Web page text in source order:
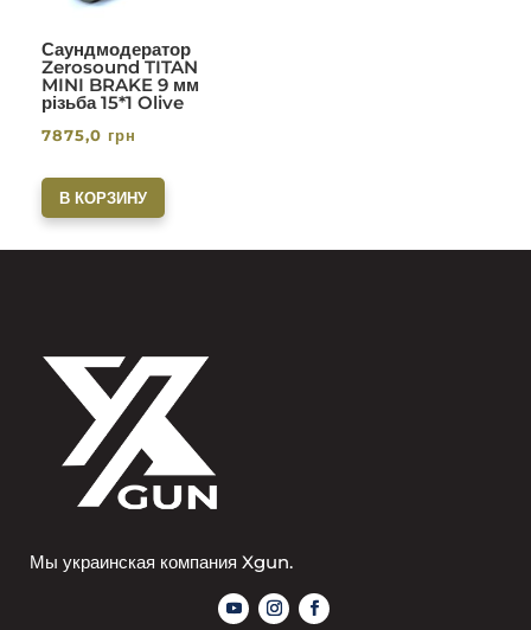
Саундмодератор
Zerosound TITAN
MINI BRAKE 9 мм
різьба 15*1 Olive
7875,0 грн
В КОРЗИНУ
Мы украинская компания Xgun.